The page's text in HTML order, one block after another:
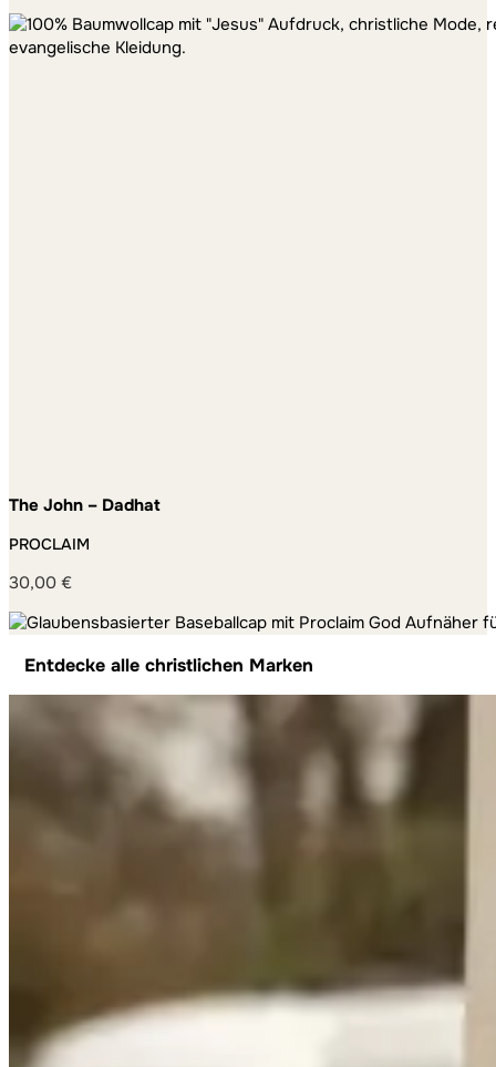
The John – Dadhat
PROCLAIM
30,00 €
Entdecke alle christlichen Marken